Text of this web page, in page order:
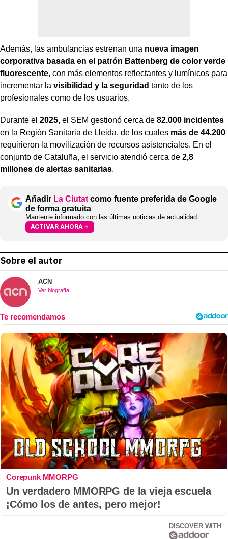
Además, las ambulancias estrenan una nueva imagen
corporativa basada en el patrón Battenberg de color verde
fluorescente, con más elementos reflectantes y lumínicos para
incrementar la visibilidad y la seguridad tanto de los
profesionales como de los usuarios.
Durante el 2025, el SEM gestionó cerca de 82.000 incidentes
en la Región Sanitaria de Lleida, de los cuales más de 44.200
requirieron la movilización de recursos asistenciales. En el
conjunto de Cataluña, el servicio atendió cerca de 2,8
millones de alertas sanitarias.
Añadir La Ciutat como fuente preferida de Google
de forma gratuita
Mantente informado con las últimas noticias de actualidad
ACTIVAR AHORA
Sobre el autor
ACN
Ver biografía
Corepunk MMORPG
Un verdadero MMORPG de la vieja escuela
¡Cómo los de antes, pero mejor!
DISCOVER WITH